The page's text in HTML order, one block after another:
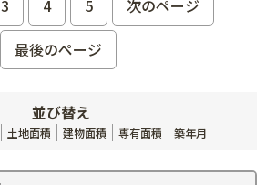
3 4 5
次のページ
最後のページ
並び替え
土地面積 建物面積 専有面積 築年月